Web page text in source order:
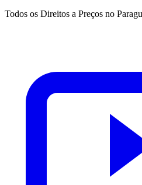
Todos os Direitos a Preços no